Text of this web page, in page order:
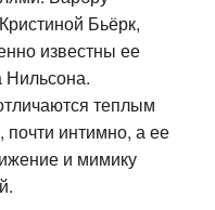
Бьёрк,
известны ее
Нильсона.
теплым
интимно, а ее
и мимику